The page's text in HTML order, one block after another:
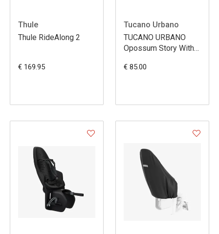
Thule
Thule RideAlong 2
€ 169.95
Tucano Urbano
TUCANO URBANO
Opossum Story With
€ 85.00